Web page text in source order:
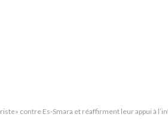
contre Es-Smara et réaffirment leur appui à